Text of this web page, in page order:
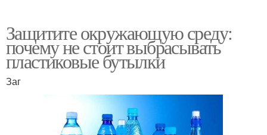
Защитите окружающую среду:
почему не стоит выбрасывать
пластиковые бутылки
Заг